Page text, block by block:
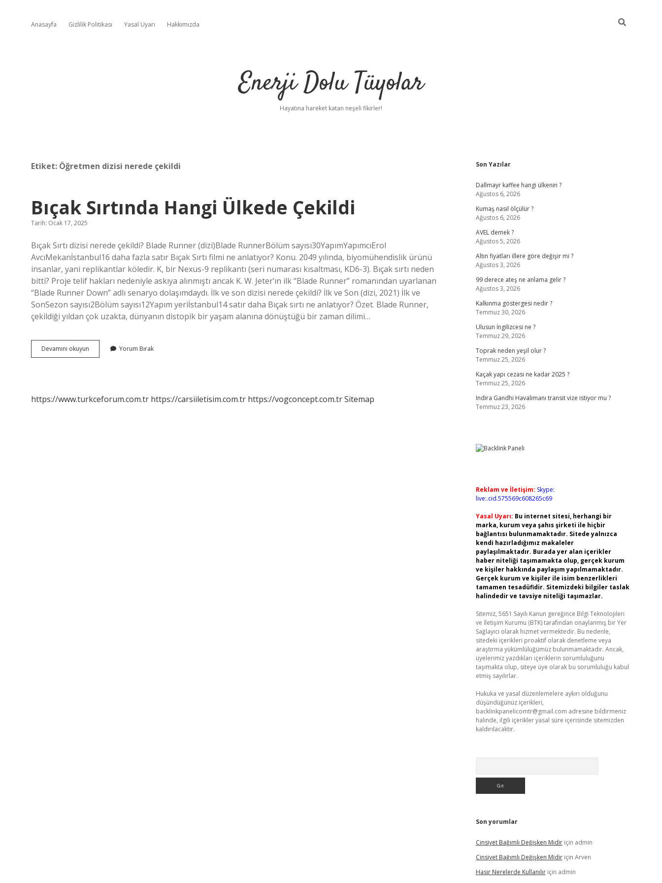
Anasayfa Gizlilik Politikası Yasal Uyarı Hakkımızda
Enerji Dolu Tüyolar
Hayatına hareket katan neşeli fikirler!
Etiket: Öğretmen dizisi nerede çekildi
Bıçak Sırtında Hangi Ülkede Çekildi
Tarih: Ocak 17, 2025
Bıçak Sırtı dizisi nerede çekildi? Blade Runner (dizi)Blade RunnerBölüm sayısı30YapımYapımcıErol
AvcıMekanİstanbul16 daha fazla satır Bıçak Sırtı filmi ne anlatıyor? Konu. 2049 yılında, biyomühendislik ürünü
insanlar, yani replikantlar köledir. K, bir Nexus-9 replikantı (seri numarası kısaltması, KD6-3). Bıçak sırtı neden
bitti? Proje telif hakları nedeniyle askıya alınmıştı ancak K. W. Jeter’ın ilk “Blade Runner” romanından uyarlanan
“Blade Runner Down” adlı senaryo dolaşımdaydı. İlk ve son dizisi nerede çekildi? İlk ve Son (dizi, 2021) İlk ve
SonSezon sayısı2Bölüm sayısı12Yapım yeriİstanbul14 satır daha Bıçak sırtı ne anlatıyor? Özet. Blade Runner,
çekildiği yıldan çok uzakta, dünyanın distopik bir yaşam alanına dönüştüğü bir zaman dilimi…
Devamını okuyun
Sırtında
Yorum Bırak
https://www.turkceforum.com.tr https://carsiiletisim.com.tr https://vogconcept.com.trSitemap
Sidebar
Son Yazılar
Dallmayr kaffee hangi ülkenin ?
Ağustos 6, 2026
Kumaş nasıl ölçülür ?
Ağustos 6, 2026
AVEL demek ?
Ağustos 5, 2026
Altın fiyatları illere göre değişir mi ?
Ağustos 3, 2026
99 derece ateş ne anlama gelir ?
Ağustos 3, 2026
Kalkınma göstergesi nedir ?
Temmuz 30, 2026
Ulusun İngilizcesi ne ?
Temmuz 29, 2026
Toprak neden yeşil olur ?
Temmuz 25, 2026
Kaçak yapı cezası ne kadar 2025 ?
Temmuz 25, 2026
Indira Gandhi Havalimanı transit vize istiyor mu ?
Temmuz 23, 2026
Reklam ve İletişim: Skype:
live:.cid.575569c608265c69
Yasal Uyarı: Bu internet sitesi, herhangi bir
marka, kurum veya şahıs şirketi ile hiçbir
bağlantısı bulunmamaktadır. Sitede yalnızca
kendi hazırladığımız makaleler
paylaşılmaktadır. Burada yer alan içerikler
haber niteliği taşımamakta olup, gerçek kurum
ve kişiler hakkında paylaşım yapılmamaktadır.
Gerçek kurum ve kişiler ile isim benzerlikleri
tamamen tesadüfidir. Sitemizdeki bilgiler taslak
halindedir ve tavsiye niteliği taşımazlar.
Sitemiz, 5651 Sayılı Kanun gereğince Bilgi Teknolojileri
ve İletişim Kurumu (BTK) tarafından onaylanmış bir Yer
Sağlayıcı olarak hizmet vermektedir. Bu nedenle,
sitedeki içerikleri proaktif olarak denetleme veya
araştırma yükümlülüğümüz bulunmamaktadır. Ancak,
üyelerimiz yazdıkları içeriklerin sorumluluğunu
taşımakta olup, siteye üye olarak bu sorumluluğu kabul
etmiş sayılırlar.
Hukuka ve yasal düzenlemelere aykırı olduğunu
düşündüğünüz içerikleri,
backlinkpanelicomtr@gmail.com adresine bildirmeniz
halinde, ilgili içerikler yasal süre içerisinde sitemizden
kaldırılacaktır.
Son yorumlar
Cinsiyet Bağımlı Değişken Midiriçin admin
Cinsiyet Bağımlı Değişken Midiriçin Arven
Hasır Nerelerde Kullanılıriçin admin